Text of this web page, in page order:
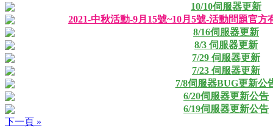
10/10伺服器更新
2021-中秋活動-9月15號~10月5號-活動問題官方
8/16伺服器更新
8/3 伺服器更新
7/29 伺服器更新
7/23 伺服器更新
7/8伺服器BUG更新公
6/20伺服器更新公告
6/19伺服器更新公告
下一頁 »